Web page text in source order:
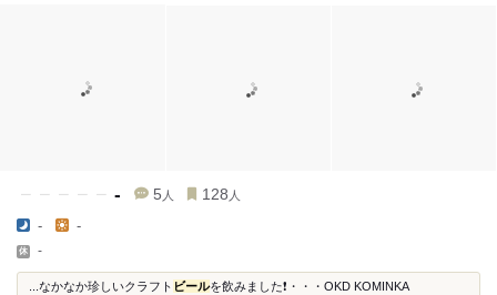
- 5 人 128 人
- -
-
...なかなか珍しいクラフト ビールを飲みました❗・・・OKD KOMINKA